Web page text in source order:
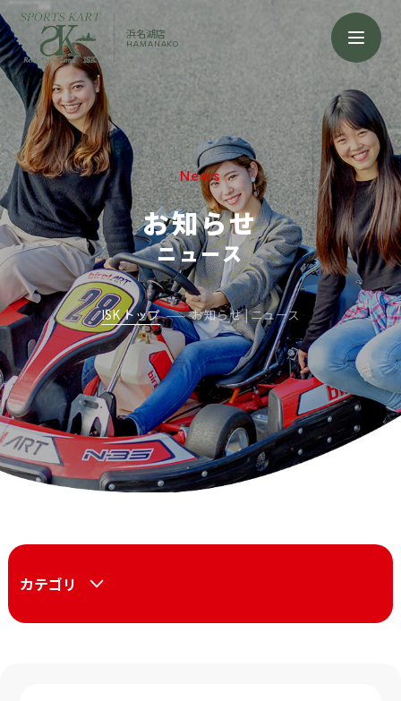
浜名湖店
HAMANAKO
News
お知らせ
ニュース
ISK トップ お知らせ | ニュース
カテゴリ